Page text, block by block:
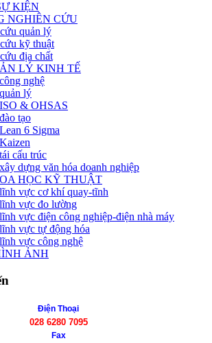
KIỆN
NGHIÊN CỨU
quản lý
kỹ thuật
địa chất
LÝ KINH TẾ
nghệ
lý
& OHSAS
tạo
6 Sigma
cấu trúc
dựng văn hóa doanh nghiệp
HỌC KỸ THUẬT
vực cơ khí quay-tĩnh
vực đo lường
vực điện công nghiệp-điện nhà máy
vực tự động hóa
vực công nghệ
ẢNH
Điện Thoại
028 6280 7095
Fax